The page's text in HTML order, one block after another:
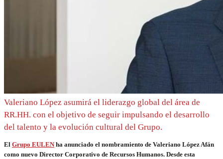
Valeriano López asumirá el liderazgo global del área de
RR.HH. con el objetivo de seguir impulsando el desarrollo
del talento y la evolución cultural del Grupo.
El Grupo EULEN ha anunciado el nombramiento de Valeriano López Afán
como nuevo Director Corporativo de Recursos Humanos. Desde esta